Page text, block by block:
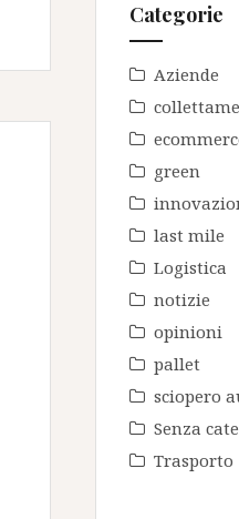
Categorie
Aziende
collettame
green
last mile
Logistica
notizie
opinioni
pallet
sciopero
Senza
Trasporto